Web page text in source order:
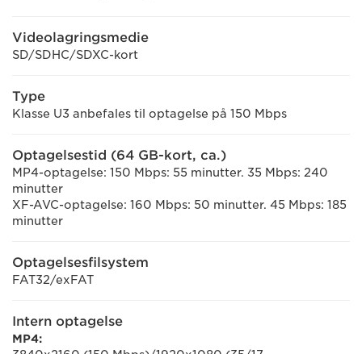
Videolagringsmedie
SD/SDHC/SDXC-kort
Type
Klasse U3 anbefales til optagelse på 150 Mbps
Optagelsestid (64 GB-kort, ca.)
MP4-optagelse: 150 Mbps: 55 minutter. 35 Mbps: 240
minutter
XF-AVC-optagelse: 160 Mbps: 50 minutter. 45 Mbps: 185
minutter
Optagelsesfilsystem
FAT32/exFAT
Intern optagelse
MP4: